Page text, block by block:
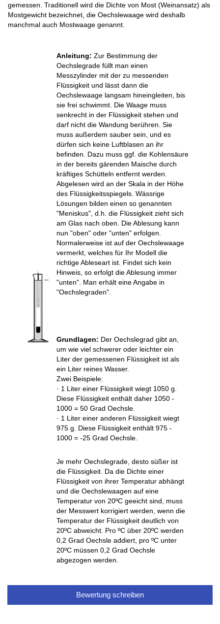
gemessen. Traditionell wird die Dichte von Most (Weinansatz) als
Mostgewicht bezeichnet, die Oechslewaage wird deshalb
manchmal auch Mostwaage genannt.
Anleitung: Zur Bestimmung der
Oechslegrade füllt man einen
Messzylinder mit der zu messenden
Flüssigkeit und lässt dann die
Oechslewaage langsam hineingleiten, bis
sie frei schwimmt. Die Waage muss
senkrecht in der Flüssigkeit stehen und
darf nicht die Wandung berühren. Sie
muss außerdem sauber sein, und es
dürfen sich keine Luftblasen an ihr
befinden. Dazu muss ggf. die Kohlensäure
in der bereits gärenden Maische durch
kräftiges Schütteln entfernt werden.
Abgelesen wird an der Skala in der Höhe
des Flüssigkeitsspiegels. Wässrige
Lösungen bilden einen so genannten
"Meniskus", d.h. die Flüssigkeit zieht sich
am Glas nach oben. Die Ablesung kann
nun "oben" oder "unten" erfolgen.
Normalerweise ist auf der Oechslewaage
vermerkt, welches für Ihr Modell die
richtige Ableseart ist. Findet sich kein
Hinweis, so erfolgt die Ablesung immer
"unten". Man erhält eine Angabe in
"Oechslegraden".
Grundlagen: Der Oechslegrad gibt an,
um wie viel schwerer oder leichter ein
Liter der gemessenen Flüssigkeit ist als
ein Liter reines Wasser.
Zwei Beispiele:
· 1 Liter einer Flüssigkeit wiegt 1050 g.
Diese Flüssigkeit enthält daher 1050 -
1000 = 50 Grad Oechsle.
· 1 Liter einer anderen Flüssigkeit wiegt
975 g. Diese Flüssigkeit enthält 975 -
1000 = -25 Grad Oechsle.
Je mehr Oechslegrade, desto süßer ist
die Flüssigkeit. Da die Dichte einer
Flüssigkeit von ihrer Temperatur abhängt
und die Oechslewaagen auf eine
Temperatur von 20ºC geeicht sind, muss
der Messwert korrigiert werden, wenn die
Temperatur der Flüssigkeit deutlich von
20ºC abweicht. Pro ºC über 20ºC werden
0,2 Grad Oechsle addiert, pro ºC unter
20ºC müssen 0,2 Grad Oechsle
abgezogen werden.
Bewertung schreiben